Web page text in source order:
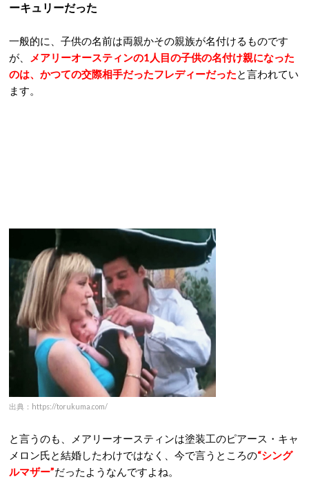
ーキュリーだった
一般的に、子供の名前は両親かその親族が名付けるものです
が、
メアリーオースティンの1人目の子供の名付け親になった
のは、かつての交際相手だったフレディーだったと言われてい
ます。
出典：https://torukuma.com/
と言うのも、メアリーオースティンは塗装工のピアース・キャ
メロン氏と結婚したわけではなく、今で言うところの“シング
ルマザー”だったようなんですよね。